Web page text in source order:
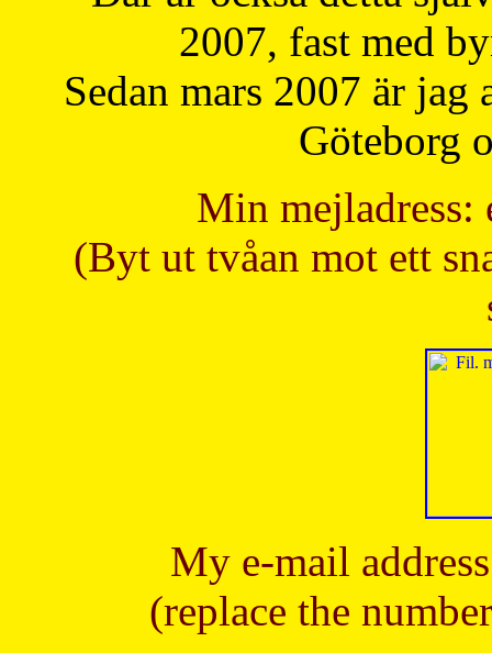
2007, fast med
Sedan mars 2007 är
Göteborg
Min mejladress:
(Byt ut tvåan mot ett
My e-mail
(replace the